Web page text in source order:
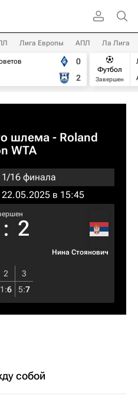
Лига Европы АПЛ Ла Лига
0
2
Футбол
Завершен
шлема - Roland
WTA
1/16 финала
22.05.2025 в 15:45
: 2
Нина Стоянович
2
3
1 :6 5:7
собой